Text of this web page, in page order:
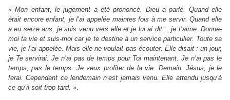
« Mon enfant, le jugement a été prononcé. Dieu a parlé. Quand elle
était encore enfant, je l’ai appelée maintes fois à me servir. Quand elle
a eu seize ans, je suis venu vers elle et je lui ai dit : je t’aime. Donne-
moi ta vie et suis-moi car je te destine à un service particulier. Toute sa
vie, je l’ai appelée. Mais elle ne voulait pas écouter. Elle disait : un jour,
je Te servirai. Je n’ai pas de temps pour Toi maintenant. Je n’ai pas le
temps, pas le temps. Je veux profiter de la vie. Demain, Jésus, je le
ferai. Cependant ce lendemain n’est jamais venu. Elle attendu jusqu’à
ce qu’il soit trop tard. ».